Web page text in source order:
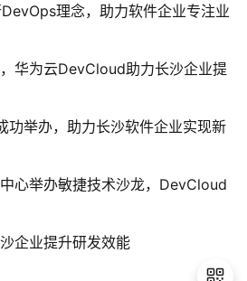
理念，助力软件企业专注业
华为云DevCloud助力长沙企业提
功举办，助力长沙软件企业实现新
心举办敏捷技术沙龙，DevCloud
企业提升研发效能